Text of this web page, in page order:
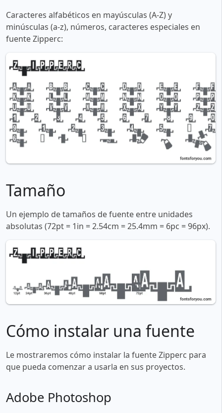
Caracteres alfabéticos en mayúsculas (A-Z) y
minúsculas (a-z), números, caracteres especiales en
fuente Zipperc:
Tamaño
Un ejemplo de tamaños de fuente entre unidades
absolutas (72pt = 1in = 2.54cm = 25.4mm = 6pc = 96px).
Cómo instalar una fuente
Le mostraremos cómo instalar la fuente Zipperc para
que pueda comenzar a usarla en sus proyectos.
Adobe Photoshop